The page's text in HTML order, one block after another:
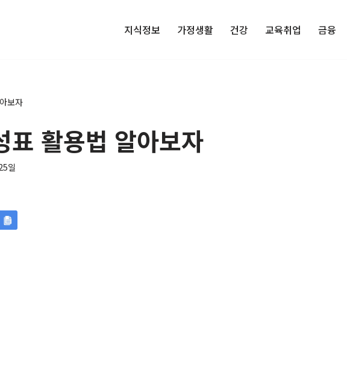
지식정보 가정생활 건강 교육취업 금융
보자
표 활용법 알아보자
일